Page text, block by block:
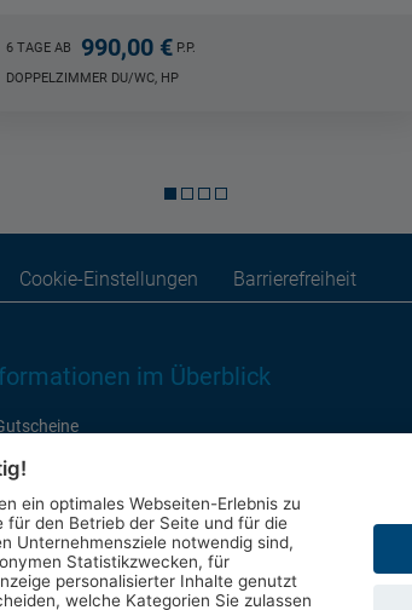
6 TAGE AB 990,00 €
DOPPELZIMMER DU/WC ABANO TERME, HP
Cookie-Einstellungen Barrierefreiheit
im Überblick
Kontakt-Formular
Anfahrt
ein optimales Webseiten-Erlebnis zu
für den Betrieb der Seite und für die
Unternehmensziele notwendig sind,
Statistikzwecken, für
personalisierter Inhalte genutzt
welche Kategorien Sie zulassen